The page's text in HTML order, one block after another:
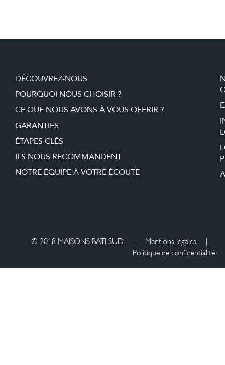
DÉCOUVREZ-NOUS
POURQUOI NOUS CHOISIR ?
CE QUE NOUS AVONS À VOUS OFFRIR ?
GARANTIES
ÉTAPES CLÉS
ILS NOUS RECOMMANDENT
NOTRE ÉQUIPE À VOTRE ÉCOUTE
© 2018 MAISONS BATI SUD. | Mentions légales
|
Politique de confidentialité